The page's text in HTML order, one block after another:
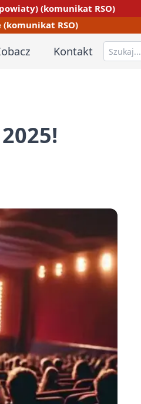
(komunikat RSO)
(komunikat RSO)
Kontakt